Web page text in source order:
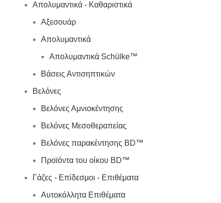
Απολυμαντικά - Καθαριστικά
Αξεσουάρ
Απολυμαντικά
Απολυμαντικά Schülke™
Βάσεις Αντισηπτικών
Βελόνες
Βελόνες Αμνιοκέντησης
Βελόνες Μεσοθεραπείας
Βελόνες παρακέντησης BD™
Προϊόντα του οίκου BD™
Γάζες - Επίδεσμοι - Επιθέματα
Αυτοκόλλητα Επιθέματα